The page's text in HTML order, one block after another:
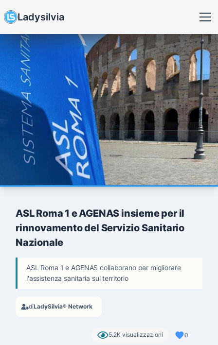
Ladysilvia
ASL Roma 1 e AGENAS insieme per il
rinnovamento del Servizio Sanitario
Nazionale
ASL Roma 1 e AGENAS collaborano per migliorare
l'assistenza sanitaria sul territorio
diLadySilvia® Network
5.2K visualizzazioni 0